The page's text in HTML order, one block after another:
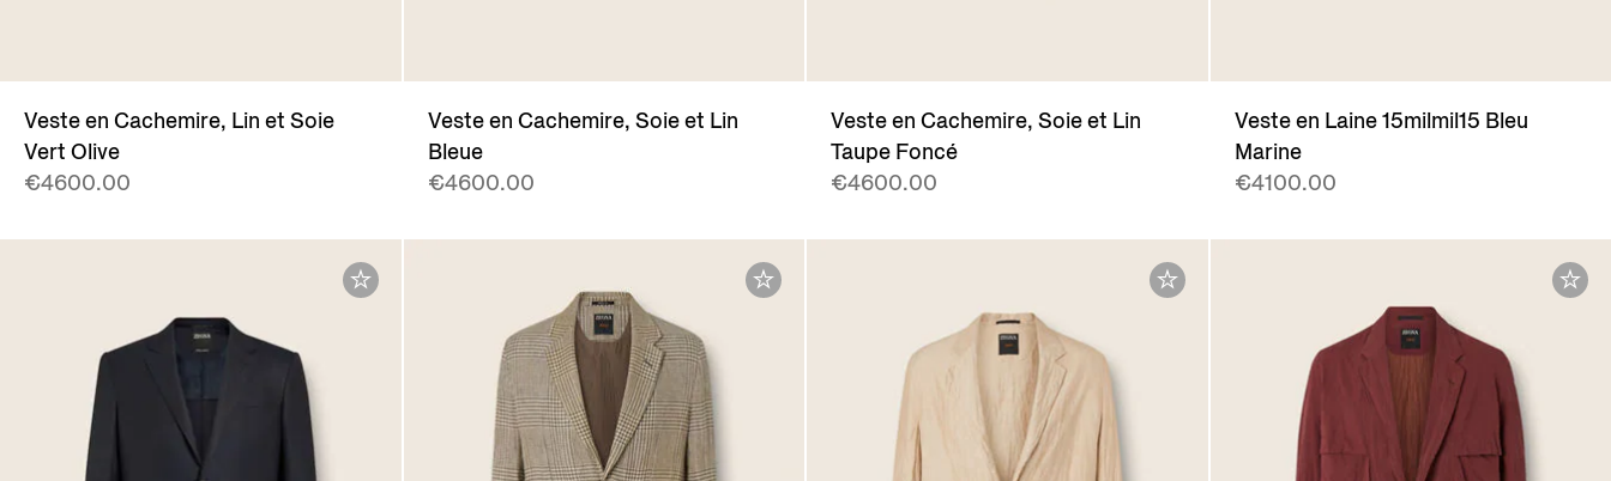
Veste en Cachemire, Lin et Soie
Vert Olive
€4600.00
Veste en Cachemire, Soie et Lin
Bleue
€4600.00
Veste en Cachemire, Soie et Lin
Taupe Foncé
€4600.00
Veste en Laine 15milmil15 Bleu
Marine
€4100.00